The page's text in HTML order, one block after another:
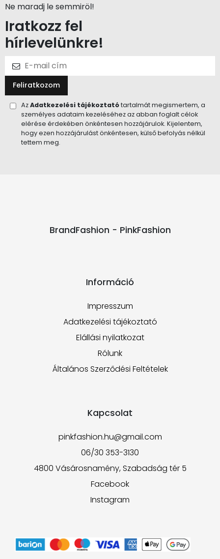
Ne maradj le semmiröl!
Iratkozz fel
hírlevelünkre!
Feliratkozom
AzAdatkezelési tájékoztatótartalmát megismertem, a
személyes adataim kezeléséhez az abban foglalt célok
elérése érdekében önkéntesen hozzájárulok. Kijelentem,
hogy ezen hozzájárulást önkéntesen, külső befolyás nélkül
tettem meg.
BrandFashion - PinkFashion
Információ
Impresszum
Adatkezelési tájékoztató
Elállási nyilatkozat
Rólunk
Általános Szerződési Feltételek
Kapcsolat
pinkfashion.hu@gmail.com
06/30 353-3130
4800 Vásárosnamény, Szabadság tér 5
Facebook
Instagram